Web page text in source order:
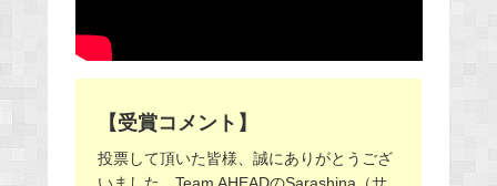
【受賞コメント】
投票して頂いた皆様、誠にありがとうござ